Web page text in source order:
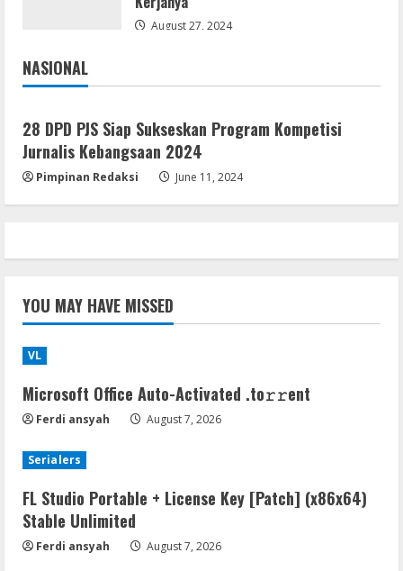
Bypass
5
Serialers
Activator Final
August 6, 2026
August 27, 2024
NASIONAL
Jakarta
28 DPD PJS Siap Sukseskan Program Kompetisi
Jurnalis Kebangsaan 2024
Pimpinan Redaksi June 11, 2024
YOU MAY HAVE MISSED
VL
Microsoft Office Auto-Activated .tо𝚛𝚛еnt
Ferdi ansyah August 7, 2026
Serialers
FL Studio Portable + License Key [Patch] (x86x64)
Stable Unlimited
Ferdi ansyah August 7, 2026